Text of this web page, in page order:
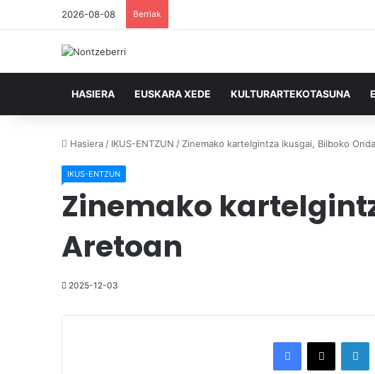
2026-08-08 Berriak
HASIERA EUSKARA XEDE KULTURARTEKOTASUNA
Hasiera / IKUS-ENTZUN / Zinemako kartelgintza ikusgai, Bilboko
IKUS-ENTZUN
Zinemako
Aretoan
2025-12-03